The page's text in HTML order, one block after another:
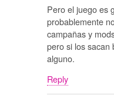
Pero el juego es
probablemente
campañas y
pero si los sacan
alguno.
Reply